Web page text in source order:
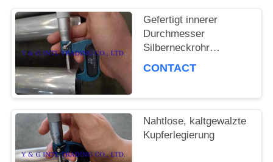
FÄLLE
SITEMAP
PRIVACY
POLICY
Gefertigt innerer
Durchmesser
Silberneckrohr
kaltgewalzt
CONTACT
Nahtlose, kaltgewalzte
Kupferlegierung